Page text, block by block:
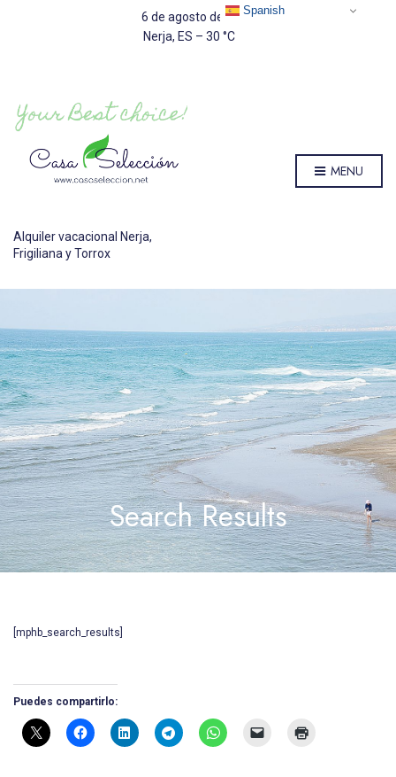
6 de agosto de 2026
Nerja, ES – 30 C
Alquiler vacacional Nerja,
Frigiliana y Torrox
MENU
Search Results
[mphb_search_results]
Puedes compartirlo:
Spanish